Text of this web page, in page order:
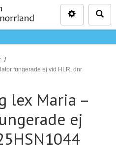
fungerade ej vid HLR, dnr
lex Maria –
ej